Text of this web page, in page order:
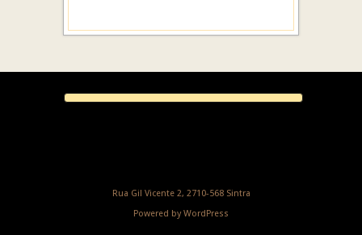
Rua Gil Vicente 2, 2710-568 Sintra
Powered byWordPress